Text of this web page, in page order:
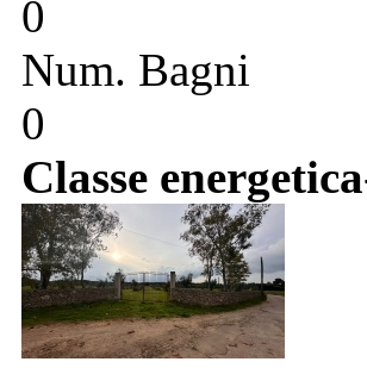
0
Num. Bagni
0
Classe energetica